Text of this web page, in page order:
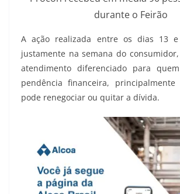
durante o Feirão
A ação realizada entre os dias 13
justamente na semana do
atendimento diferenciado para
pendência financeira,
pode renegociar ou quitar a dívida.